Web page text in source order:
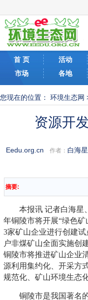
首 页 活动
市场
各地
您现在的位置： 环境生态网
资源开
Eedu.org.cn 作者： 白海星
摘要:
本报讯 记者白海星
年铜陵市将开展“绿色
3家矿山企业进行创建
户非煤矿山全面实施创
铜陵市将推进矿山企业
源利用集约化、开采方
规范化、矿山环境生态化
铜陵市是我国著名的